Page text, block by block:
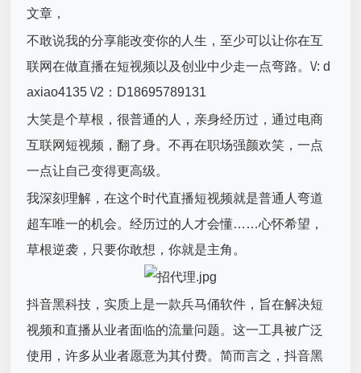
文章，
不敢说我的分享能改变你的人生，至少可以让你在互
联网在做直播在短视频以及创业中少走一点弯路。\/: d
axiao4135 \/2：D18695789131
大笑是个草根，很普通的人，亲身经历过，通过电商
互联网短视频，翻了身。不再在职场强颜欢笑，一点
一点让自己变得更高级。
我深刻理解，在这个时代直播短视频就是普通人弯道
超车唯一的机会。经历过的人才会懂……心怀希望，
草根逆袭，只要你敢想，你就是主角。
抖音黑科技，实质上是一款兵马俑软件，旨在解决短
视频和直播从业者面临的流量问题。这一工具被广泛
使用，许多从业者愿意为其付费。简而言之，抖音黑